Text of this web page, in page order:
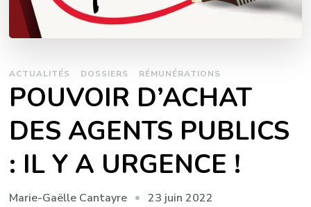
ACTUALITÉS DOSSIERS RÉMUNÉRATIONS
POUVOIR D’ACHAT
DES AGENTS PUBLICS
: IL Y A URGENCE !
Marie-Gaëlle Cantayre 23 juin 2022